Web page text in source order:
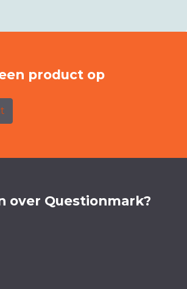
product op
over Questionmark?